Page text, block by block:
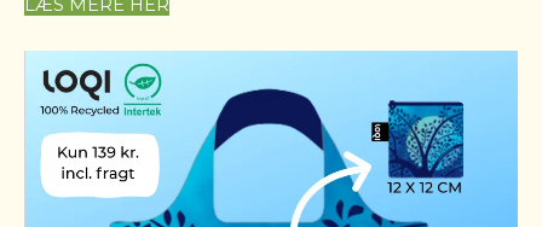
LÆS MERE HER